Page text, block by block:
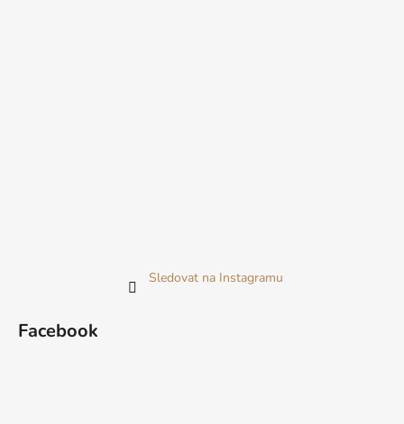
Sledovat na Instagramu
Facebook